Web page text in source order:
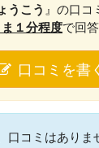
うこう 』の口コ
１分程度で回
口コミを書
口コミはありま